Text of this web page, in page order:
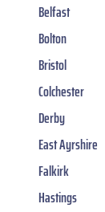
Belfast
Bolton
Bristol
Colchester
Derby
East Ayrshire
Falkirk
Hastings